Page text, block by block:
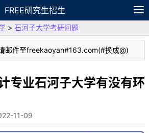
FREE研究生招生
题 APP 笔记
> 石河子大学考研问题
邮件至freekaoyan#163.com(#换成@)
专业石河子大学有没有环
11-09